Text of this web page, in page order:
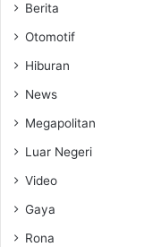
Berita
Otomotif
Hiburan
News
Megapolitan
Luar Negeri
Video
Gaya
Rona